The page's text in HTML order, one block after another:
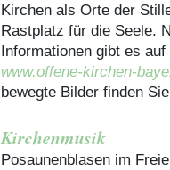
Kirchen als Orte der
Rastplatz für die Seele.
Informationen gibt es auf
www.offene-kirchen-
bewegte Bilder finden Sie
Kirchenmusik
Posaunenblasen im